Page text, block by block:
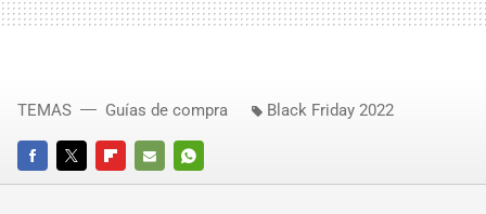
FACEBOOKTWITTERFLIPBOARD
E-
WHATSAPP
TEMAS Guías de compra Black Friday 2022